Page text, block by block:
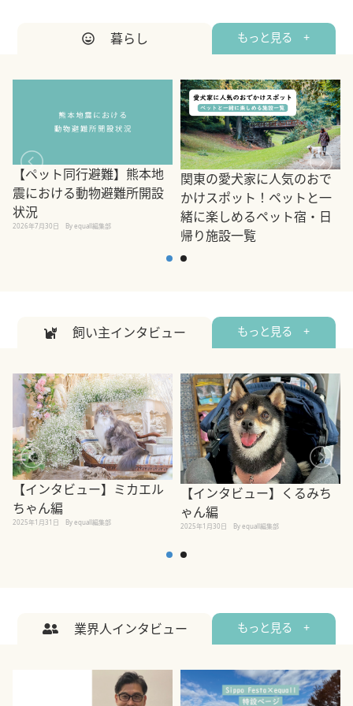
暮らし もっと見る +
【ペット同行避難】熊本地
震における動物避難所開設
状況
2026年7月30日 By equall編集部
関東の愛犬家に人気のおで
かけスポット！ペットと一
緒に楽しめるペット宿・日
帰り施設一覧
飼い主インタビュー もっと見る +
【インタビュー】ミカエル
ちゃん編
2025年1月31日 By equall編集部
【インタビュー】くるみち
ゃん編
2025年1月30日 By equall編集部
業界人インタビュー もっと見る +